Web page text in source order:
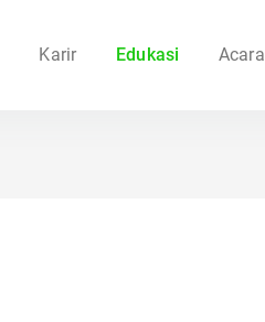
Karir Edukasi Acara